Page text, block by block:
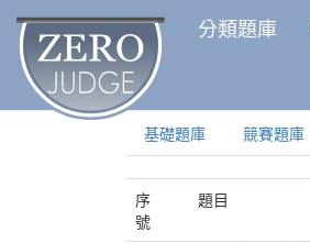
分類題庫
基礎題庫 競賽題庫
序
號
題目